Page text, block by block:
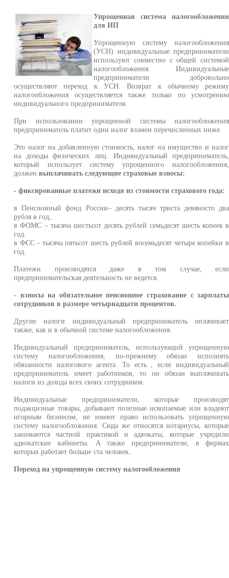
Упрощенная система налогообложения
для ИП
Упрощенную систему налогообложения
(УСН) индивидуальные предприниматели
используют совместно с общей системой
налогообложения. Индивидуальные
предприниматели добровольно
осуществляют переход к УСН. Возврат к обычному режиму
налогообложения осуществляется также только по усмотрению
индивидуального предпринимателя.
При использовании упрощенной системы налогообложения
предприниматель платит один налог взамен перечисленных ниже.
Это налог на добавленную стоимость, налог на имущество и налог
на доходы физических лиц. Индивидуальный предприниматель,
который использует систему упрощенного налогообложения,
долженвыплачивать следующие страховые взносы:
- фиксированные платежи исходя из стоимости страхового года:
в Пенсионный фонд России– десять тысяч триста девяносто два
рубля в год,
в ФОМС – тысяча шестьсот десять рублей семьдесят шесть копеек в
год.
в ФСС - тысяча пятьсот шесть рублей восемьдесят четыре копейки в
год.
Платежи производятся даже в том случае, если
предпринимательская деятельность не ведется.
- взносы на обязательное пенсионное страхование с зарплаты
сотрудников в размере четырнадцати процентов.
Другие налоги индивидуальный предприниматель оплачивает
также, как и в обычной системе налогообложения.
Индивидуальный предприниматель, использующий упрощенную
систему налогообложения, по-прежнему обязан исполнять
обязанности налогового агента. То есть , если индивидуальный
предприниматель имеет работников, то он обязан выплачивать
налоги из дохода всех своих сотрудников.
Индивидуальные предприниматели, которые производят
подакцизные товары, добывают полезные ископаемые или владеют
игорным бизнесом, не имеют право использовать упрощенную
систему налогообложения. Сюда же относятся нотариусы, которые
занимаются частной практикой и адвокаты, которые учредили
адвокатские кабинеты. А также предприниматели, в фирмах
которых работает больше ста человек.
Переход на упрощенную систему налогообложения